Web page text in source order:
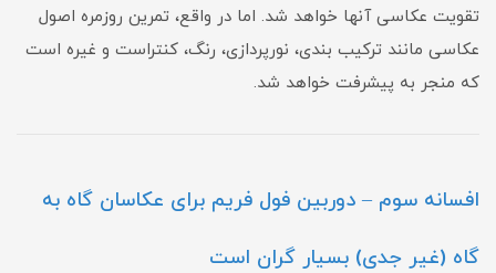
تقویت عکاسی آنها خواهد شد. اما در واقع، تمرین روزمره اصول
عکاسی مانند ترکیب بندی، نورپردازی، رنگ، کنتراست و غیره است
که منجر به پیشرفت خواهد شد.
افسانه سوم – دوربین فول فریم برای عکاسان گاه به
گاه (غیر جدی) بسیار گران است